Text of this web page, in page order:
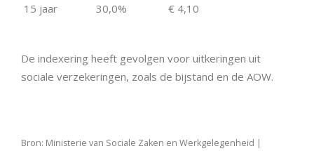
15 jaar 30,0% € 4,10
De indexering heeft gevolgen voor uitkeringen uit
sociale verzekeringen, zoals de bijstand en de AOW.
Bron: Ministerie van Sociale Zaken en Werkgelegenheid |